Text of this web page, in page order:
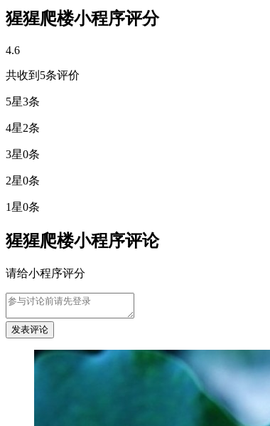
猩猩爬楼小程序评分
4.6
共收到 5条评价
5星3条
4星2条
3星0条
2星0条
1星0条
猩猩爬楼小程序评论
请给小程序评分
发表评论